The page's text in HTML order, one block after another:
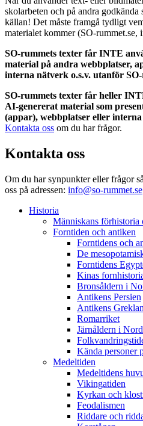
skolarbeten och på andra
källan! Det måste framgå tydligt
materialet kommer (SO-rummet.se,
SO-rummets texter får INTE
material på andra webbplatser,
interna nätverk o.s.v. utanför
SO-rummets texter får heller
AI-genererat material som
(appar), webbplatser eller
Kontakta oss om du har frågor.
Kontakta oss
Om du har synpunkter eller frågor
oss på adressen: info@so-rummet.se
Historia
Människans förhistoria
Forntiden och antiken
Forntidens och
De
Forntidens
Kinas
Bronsåldern i
Antikens Persien
Antikens
Romarriket
Järnåldern i
Kända personer
Medeltiden
Medeltidens
Vikingatiden
Kyrkan och
Feodalismen
Riddare och